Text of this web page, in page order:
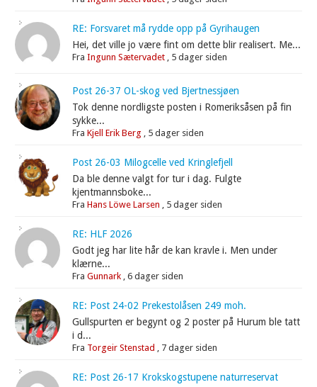
RE: Forsvaret må rydde opp på Gyrihaugen
Hei, det ville jo være fint om dette blir realisert. Me...
FraIngunn Sætervadet , 5 dager siden
Post 26-37 OL-skog ved Bjertnessjøen
Tok denne nordligste posten i Romeriksåsen på fin
sykke...
FraKjell Erik Berg , 5 dager siden
Post 26-03 Milogcelle ved Kringlefjell
Da ble denne valgt for tur i dag. Fulgte
kjentmannsboke...
FraHans Löwe Larsen , 5 dager siden
RE: HLF 2026
Godt jeg har lite hår de kan kravle i. Men under
klærne...
FraGunnark ,6 dager siden
RE: Post 24-02 Prekestolåsen 249 moh.
Gullspurten er begynt og 2 poster på Hurum ble tatt
i d...
Fra Torgeir Stenstad , 7 dager siden
RE: Post 26-17 Krokskogstupene naturreservat